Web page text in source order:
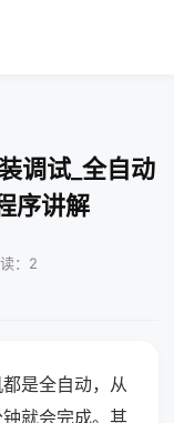
调试_全自动
序讲解
：2
是全自动，从
就会完成。其